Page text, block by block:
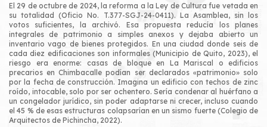
El 29 de octubre de 2024, la reforma a la Ley de Cultura fue vetada en
su totalidad (Oficio No. T.377-SGJ-24-0411). La Asamblea, sin los
votos suficientes, la archivó. Esa propuesta reducía los planes
integrales de patrimonio a simples anexos y dejaba abierto un
inventario vago de bienes protegidos. En una ciudad donde seis de
cada diez edificaciones son informales (Municipio de Quito, 2023), el
riesgo era enorme: casas de bloque en La Mariscal o edificios
precarios en Chimbacalle podían ser declarados «patrimonio» solo
por la fecha de construcción. Imagina un edificio con techos de zinc
roído, intocable, solo por ser ochentero. Sería condenar al huérfano a
un congelador jurídico, sin poder adaptarse ni crecer, incluso cuando
el 45 % de esas estructuras colapsarían en un sismo fuerte (Colegio de
Arquitectos de Pichincha, 2022).